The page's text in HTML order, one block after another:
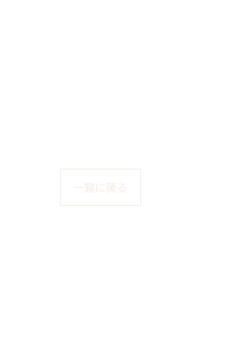
一覧に戻る